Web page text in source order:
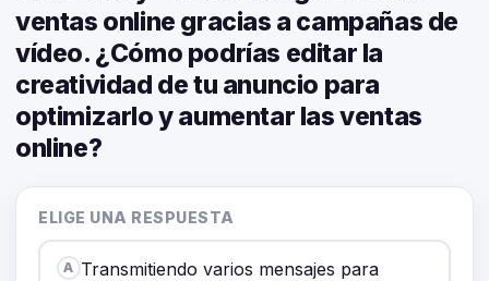
ventas online gracias a campañas de
vídeo. ¿Cómo podrías editar la
creatividad de tu anuncio para
optimizarlo y aumentar las ventas
online?
ELIGE UNA RESPUESTA
A Transmitiendo varios mensajes para